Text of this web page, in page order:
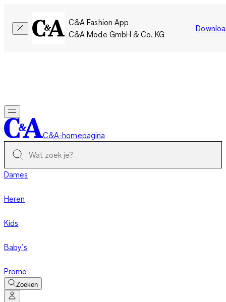
C&A Fashion App
C&A Mode GmbH & Co. KG
C&A-homepagina
Dames
Heren
Kids
Baby’s
Promo
Zoeken